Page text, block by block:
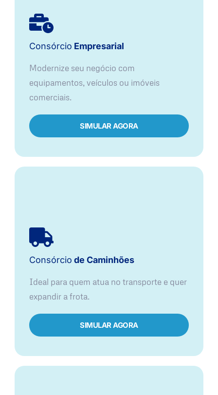
Consórcio Empresarial
Modernize seu negócio com
equipamentos, veículos ou imóveis
comerciais.
SIMULAR AGORA
Consórcio de Caminhões
Ideal para quem atua no transporte e quer
expandir a frota.
SIMULAR AGORA